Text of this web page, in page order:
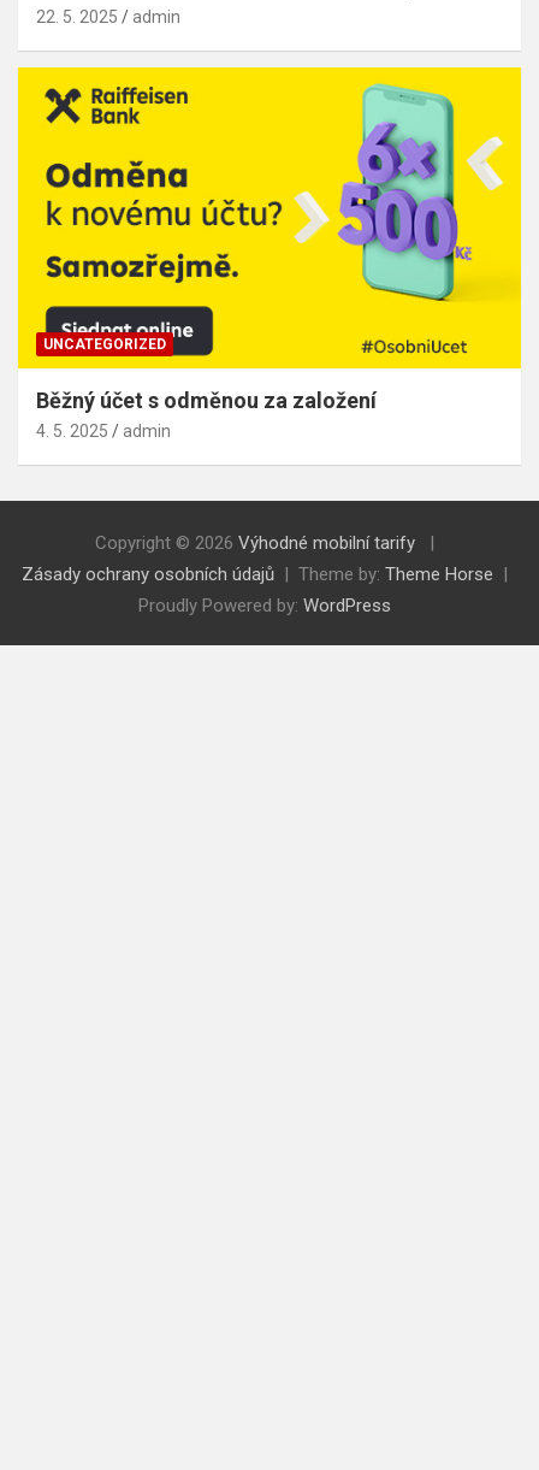
22. 5. 2025 admin
UNCATEGORIZED
Běžný účet s odměnou za založení
4. 5. 2025 admin
Copyright © 2026 Výhodné mobilní tarify
Zásady ochrany osobních údajů
Theme by: Theme Horse
Proudly Powered by: WordPress